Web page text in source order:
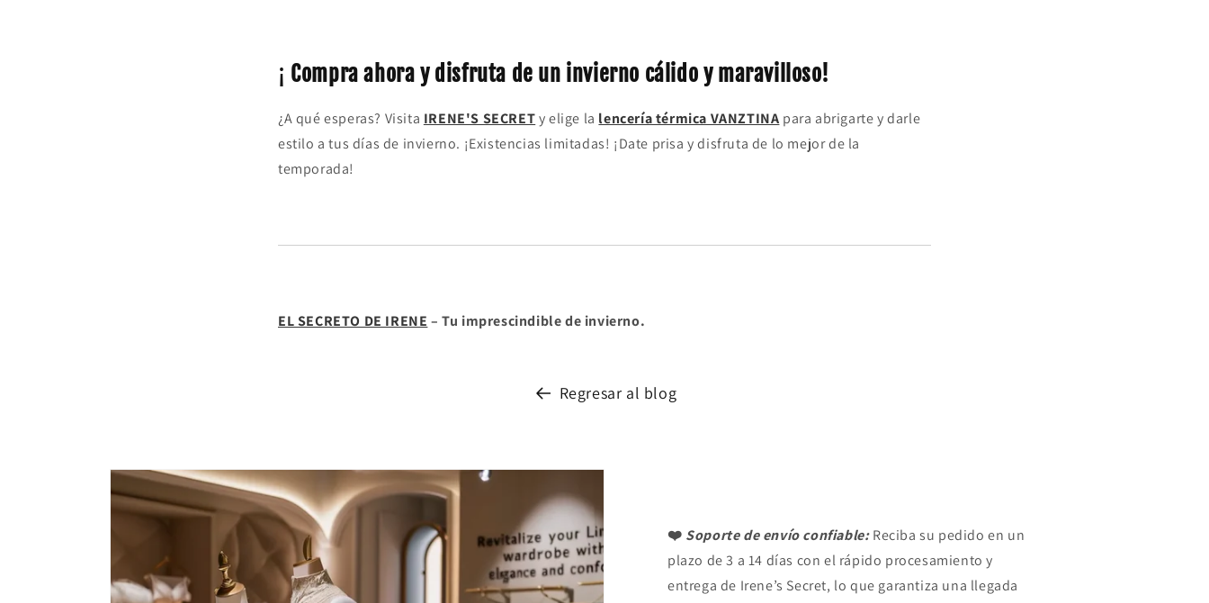
¡ Compra ahora y disfruta de un invierno cálido y maravilloso!
¿A qué esperas? Visita IRENE'S SECRETy elige la lencería térmica VANZTINA para abrigarte y darle
estilo a tus días de invierno. ¡Existencias limitadas! ¡Date prisa y disfruta de lo mejor de la
temporada!
EL SECRETO DE IRENE – Tu imprescindible de invierno.
Regresar al blog
❤️ Soporte de envío confiable: Reciba su pedido en un
plazo de 3 a 14 días con el rápido procesamiento y
entrega de Irene’s Secret, lo que garantiza una llegada